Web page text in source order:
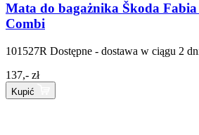
Mata do bagażnika Škoda
Combi
101527R Dostępne - dostawa w ciągu 2
137,- zł
Kupić